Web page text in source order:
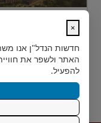
ACRES - פ...
15.12.2024
×
חדשות הנדל"ן אנו
האתר ולשפר את
להפעיל.